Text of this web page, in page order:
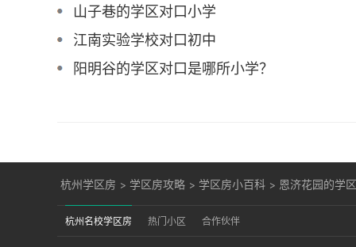
山子巷的学区对口小学
江南实验学校对口初中
阳明谷的学区对口是哪所小学？
杭州学区房 > 学区房攻略 > 学区房小百科 > 恩济花园的学
杭州名校学区房 热门小区 合作伙伴